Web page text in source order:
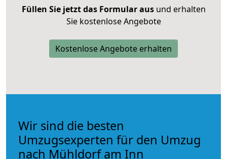
Füllen Sie jetzt das Formular ausund erhalten
Sie kostenlose Angebote
Kostenlose Angebote erhalten
Wir sind die besten
Umzugsexperten für den Umzug
nach Mühldorf am Inn